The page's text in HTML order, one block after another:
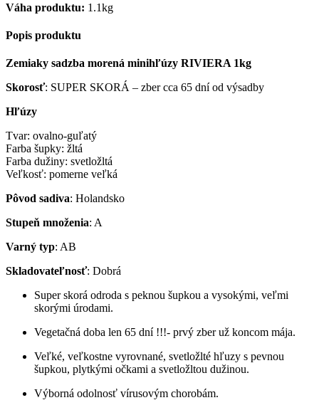
Váha produktu: 1.1kg
Popis produktu
Zemiaky sadzba morená minihľúzy RIVIERA 1kg
Skorosť: SUPER SKORÁ – zber cca 65 dní od výsadby
Hľúzy
Tvar: ovalno-guľatý
Farba šupky: žltá
Farba dužiny: svetložltá
Veľkosť: pomerne veľká
Pôvod sadiva: Holandsko
Stupeň množenia: A
Varný typ: AB
Skladovateľnosť: Dobrá
Super skorá odroda s peknou šupkou a vysokými, veľmi
skorými úrodami.
Vegetačná doba len 65 dní !!!- prvý zber už koncom mája.
Veľké, veľkostne vyrovnané, svetložlté hľuzy s pevnou
šupkou, plytkými očkami a svetložltou dužinou.
Výborná odolnosť vírusovým chorobám.